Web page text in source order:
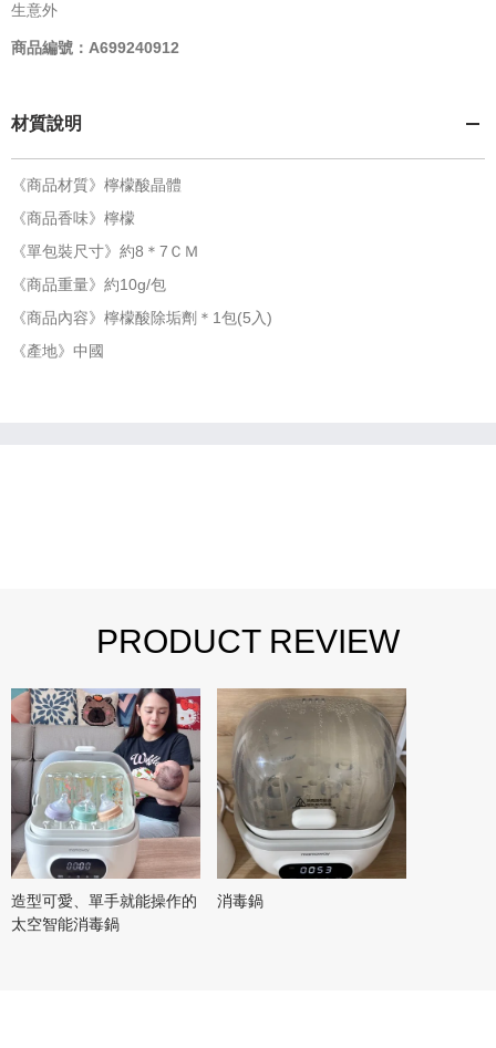
生意外
商品編號：A699240912
材質說明
《商品材質》檸檬酸晶體
《商品香味》檸檬
《單包裝尺寸》約8＊7ＣＭ
《商品重量》約10g/包
《商品內容》檸檬酸除垢劑＊1包(5入)
《產地》中國
PRODUCT REVIEW
造型可愛、單手就能操作的
太空智能消毒鍋
消毒鍋